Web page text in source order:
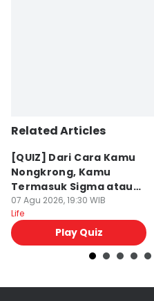
Related Articles
[QUIZ] Dari Cara Kamu
Nongkrong, Kamu
Termasuk Sigma atau
Alpha?
07 Agu 2026, 19:30 WIB
Life
Play Quiz